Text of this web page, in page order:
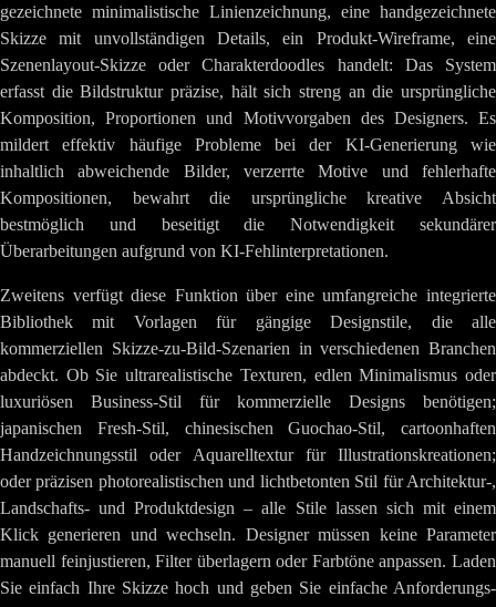
gezeichnete minimalistische Linienzeichnung, eine handgezeichnete
Skizze mit unvollständigen Details, ein Produkt-Wireframe, eine
Szenenlayout-Skizze oder Charakterdoodles handelt: Das System
erfasst die Bildstruktur präzise, hält sich streng an die ursprüngliche
Komposition, Proportionen und Motivvorgaben des Designers. Es
mildert effektiv häufige Probleme bei der KI-Generierung wie
inhaltlich abweichende Bilder, verzerrte Motive und fehlerhafte
Kompositionen, bewahrt die ursprüngliche kreative Absicht
bestmöglich und beseitigt die Notwendigkeit sekundärer
Überarbeitungen aufgrund von KI-Fehlinterpretationen.
Zweitens verfügt diese Funktion über eine umfangreiche integrierte
Bibliothek mit Vorlagen für gängige Designstile, die alle
kommerziellen Skizze-zu-Bild-Szenarien in verschiedenen Branchen
abdeckt. Ob Sie ultrarealistische Texturen, edlen Minimalismus oder
luxuriösen Business-Stil für kommerzielle Designs benötigen;
japanischen Fresh-Stil, chinesischen Guochao-Stil, cartoonhaften
Handzeichnungsstil oder Aquarelltextur für Illustrationskreationen;
oder präzisen photorealistischen und lichtbetonten Stil für Architektur-,
Landschafts- und Produktdesign – alle Stile lassen sich mit einem
Klick generieren und wechseln. Designer müssen keine Parameter
manuell feinjustieren, Filter überlagern oder Farbtöne anpassen. Laden
Sie einfach Ihre Skizze hoch und geben Sie einfache Anforderungs-